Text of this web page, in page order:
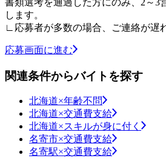
します。
∟応募者が多数の場合、ご連絡が遅
応募画面に進む
関連条件からバイトを探す
北海道×年齢不問
北海道×交通費支給
北海道×スキルが身に付く
名寄市×交通費支給
名寄駅×交通費支給